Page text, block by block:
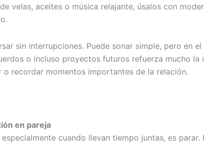
velas, aceites o música relajante, úsalos con
sin interrupciones. Puede sonar simple, pero en
o incluso proyectos futuros refuerza mucho
recordar momentos importantes de la relación.
en pareja
cuando llevan tiempo juntas, es